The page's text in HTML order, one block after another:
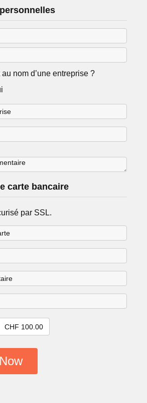
nom d’une entreprise ?
carte bancaire
par SSL.
CHF 100.00